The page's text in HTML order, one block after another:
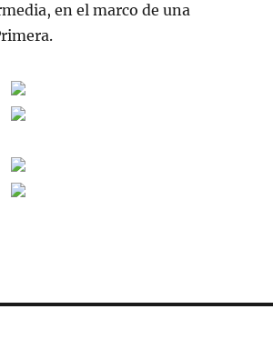
en el marco de una